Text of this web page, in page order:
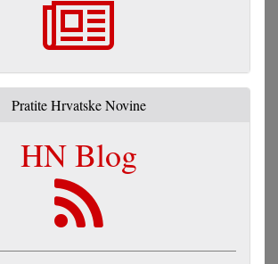
Pratite Hrvatske Novine
HN Blog